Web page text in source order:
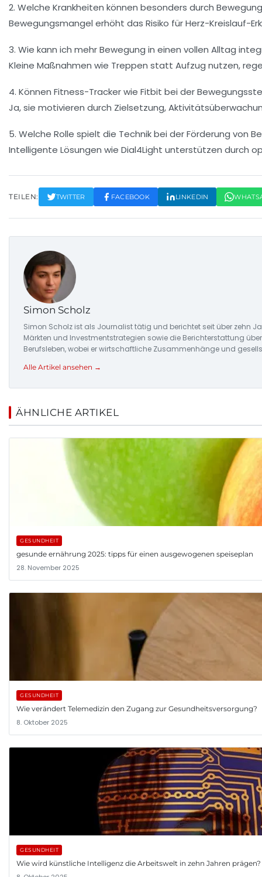
2. Welche Krankheiten können besonders durch
Bewegungsmangel erhöht das Risiko für Herz-Kreislauf-
3. Wie kann ich mehr Bewegung in einen vollen Alltag
Kleine Maßnahmen wie Treppen statt Aufzug nutzen,
4. Können Fitness-Tracker wie Fitbit bei der
Ja, sie motivieren durch Zielsetzung,
5. Welche Rolle spielt die Technik bei der Förderung von
Intelligente Lösungen wie Dial4Light unterstützen durch
TEILEN: TWITTER FACEBOOK LINKEDIN
Simon Scholz
Simon Scholz ist als Journalist tätig und berichtet seit über zehn
Märkten und Investmentstrategien sowie die Berichterstattung
Berufsleben, wobei er wirtschaftliche Zusammenhänge und
Alle Artikel ansehen →
ÄHNLICHE ARTIKEL
GESUNDHEIT
gesunde ernährung 2025: tipps für einen ausgewogenen speiseplan
28. November 2025
GESUNDHEIT
Wie verändert Telemedizin den Zugang zur Gesundheitsversorgung?
8. Oktober 2025
GESUNDHEIT
Wie wird künstliche Intelligenz die Arbeitswelt in zehn Jahren prägen?